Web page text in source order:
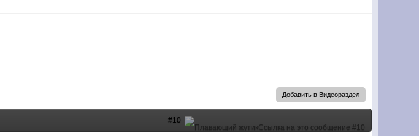
Добавить в Видеораздел
#10